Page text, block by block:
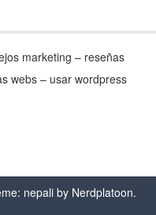
marketing – reseñas
webs – usar wordpress
nepali by Nerdplatoon.